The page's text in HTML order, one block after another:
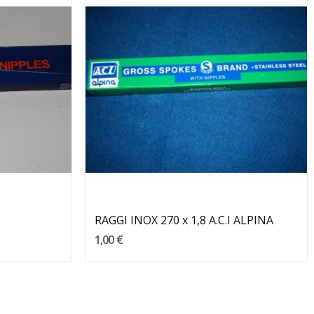
Aggiungi Al Carrello
RAGGI INOX 270 x 1,8 A.C.I ALPINA
1,00 €